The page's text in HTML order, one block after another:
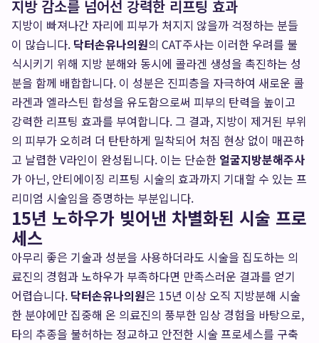
지방 감소를 넘어선 강력한 리프팅 효과
지방이 빠져나간 자리에 피부가 처지지 않을까 걱정하는 분들
이 많습니다. 닥터손유나의원의 CAT주사는 이러한 우려를 불
식시키기 위해 지방 분해와 동시에 콜라겐 생성을 촉진하는 성
분을 함께 배합합니다. 이 성분은 진피층을 자극하여 새로운 콜
라겐과 엘라스틴 합성을 유도함으로써 피부의 탄력을 높이고
강력한 리프팅 효과를 부여합니다. 그 결과, 지방이 제거된 부위
의 피부가 오히려 더 탄탄하게 밀착되어 처짐 현상 없이 매끈하
고 날렵한 V라인이 완성됩니다. 이는 단순한 얼굴지방분해주사
가 아닌, 안티에이징 리프팅 시술의 효과까지 기대할 수 있는 프
리미엄 시술임을 증명하는 부분입니다.
15년 노하우가 빚어낸 차별화된 시술 프로
세스
아무리 좋은 기술과 성분을 사용하더라도 시술을 집도하는 의
료진의 경험과 노하우가 부족하다면 만족스러운 결과를 얻기
어렵습니다. 닥터손유나의원은 15년 이상 오직 지방분해 시술
한 분야에만 집중해 온 의료진의 풍부한 임상 경험을 바탕으로,
타의 추종을 불허하는 정교하고 안전한 시술 프로세스를 구축